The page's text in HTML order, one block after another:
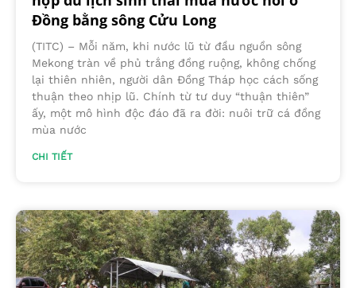
Đồng bằng sông Cửu Long
(TITC) – Mỗi năm, khi nước lũ từ đầu nguồn sông
Mekong tràn về phủ trắng đồng ruộng, không chống
lại thiên nhiên, người dân Đồng Tháp học cách sống
thuận theo nhịp lũ. Chính từ tư duy “thuận thiên”
ấy, một mô hình độc đáo đã ra đời: nuôi trữ cá đồng
mùa nước
CHI TIẾT